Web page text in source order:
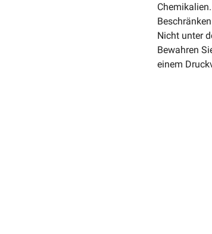
Chemikalien.
Nicht unter
Bewahren
einem